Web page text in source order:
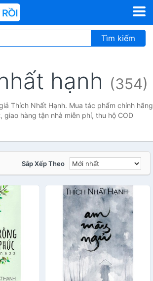
Tìm kiếm
hạnh (354)
Thích Nhất Hạnh. Mua tác phẩm chính hãng
giao hàng tận nhà miễn phí, thu hộ COD
Sắp Xếp Theo